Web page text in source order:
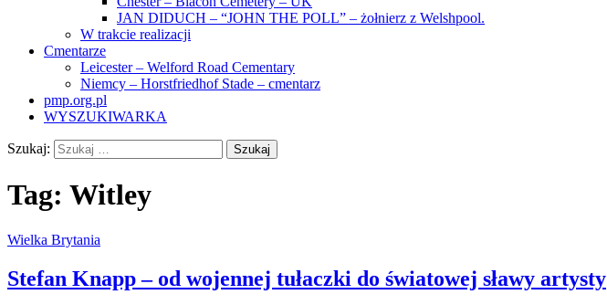
JAN DIDUCH – “JOHN THE POLL” – żołnierz z Welshpool.
W trakcie realizacji
Cmentarze
Leicester – Welford Road Cementary
Niemcy – Horstfriedhof Stade – cmentarz
pmp.org.pl
WYSZUKIWARKA
Szukaj:
Tag: Witley
Wielka Brytania
Stefan Knapp – od wojennej tułaczki do światowej sławy artysty